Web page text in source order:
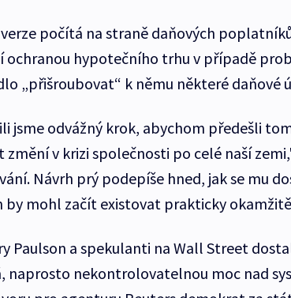
počítá na straně daňových
ochranou hypotečního trhu v případě
„přišroubovat“ k němu některé daňové
jsme odvážný krok, abychom předešli
změní v krizi společnosti po celé naší
Návrh prý podepíše hned, jak se mu
by mohl začít existovat prakticky
Paulson a spekulanti na Wall Street
naprosto nekontrolovatelnou moc nad